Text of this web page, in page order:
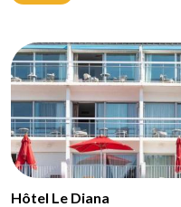
Hôtel Le Diana